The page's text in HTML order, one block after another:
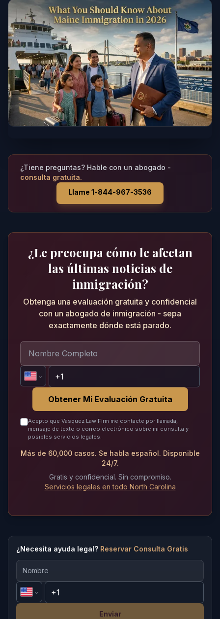
¿Tiene preguntas? Hable con un abogado -
consulta gratuita.
Llame 1-844-967-3536
¿Le preocupa cómo le afectan
las últimas noticias de
inmigración?
Obtenga una evaluación gratuita y confidencial
con un abogado de inmigración - sepa
exactamente dónde está parado.
Obtener Mi Evaluación Gratuita
Acepto que Vasquez Law Firm me contacte por llamada,
mensaje de texto o correo electrónico sobre mi consulta y
posibles servicios legales.
Más de 60,000 casos. Se habla español. Disponible
24/7.
Gratis y confidencial. Sin compromiso.
Servicios legales en todo North Carolina
¿Necesita ayuda legal? Reservar Consulta Gratis
Enviar